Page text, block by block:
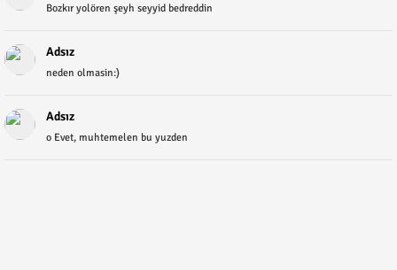
Bozkır yolören şeyh seyyid bedreddin
Adsız
neden olmasin:)
Adsız
o Evet, muhtemelen bu yuzden